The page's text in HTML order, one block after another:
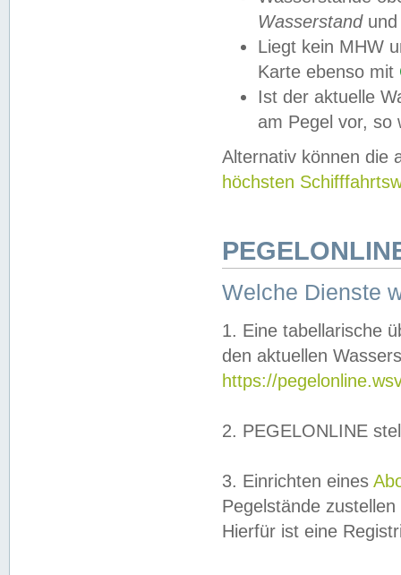
Wasserstandund
Liegt kein MHW
Karte ebenso mit
Ist der aktuelle
am Pegel vor,
Alternativ können die
höchsten
Welche Dienste
1. Eine tabellarische
den aktuellen
https://
2. PEGELONLINE
3. Einrichten eines
Pegelstände
Hierfür ist eine